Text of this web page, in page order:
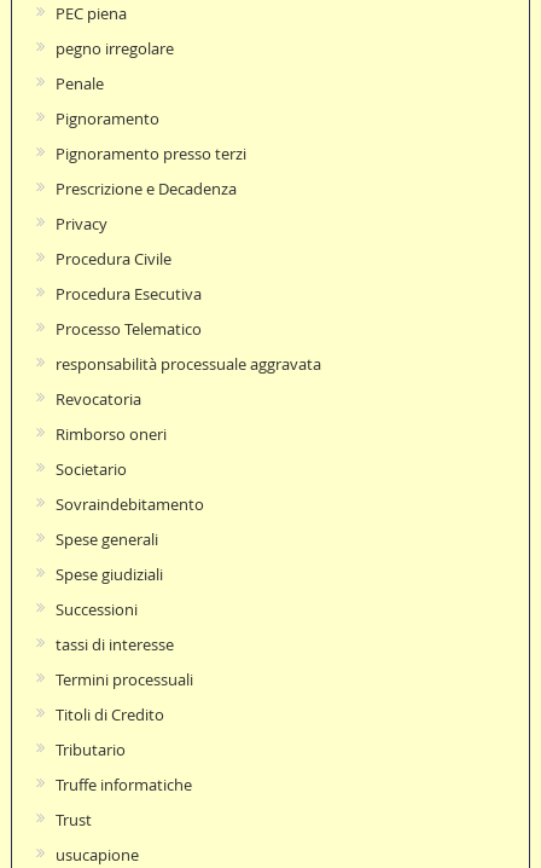
PEC piena
pegno irregolare
Penale
Pignoramento
Pignoramento presso terzi
Prescrizione e Decadenza
Privacy
Procedura Civile
Procedura Esecutiva
Processo Telematico
responsabilità processuale aggravata
Revocatoria
Rimborso oneri
Societario
Sovraindebitamento
Spese generali
Spese giudiziali
Successioni
tassi di interesse
Termini processuali
Titoli di Credito
Tributario
Truffe informatiche
Trust
usucapione